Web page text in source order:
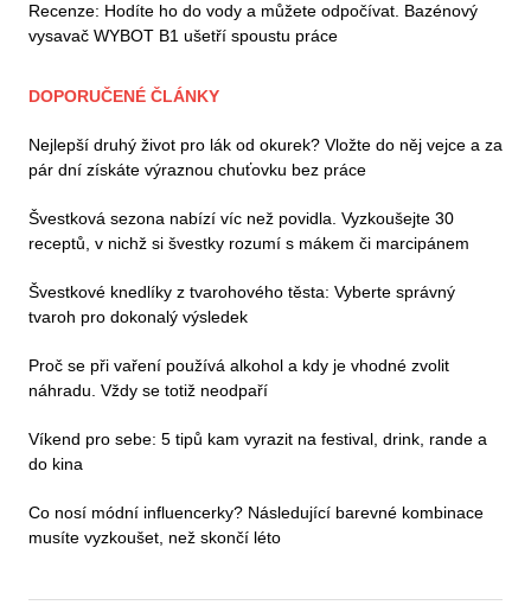
Recenze: Hodíte ho do vody a můžete odpočívat. Bazénový
vysavač WYBOT B1 ušetří spoustu práce
DOPORUČENÉ ČLÁNKY
Nejlepší druhý život pro lák od okurek? Vložte do něj vejce a za
pár dní získáte výraznou chuťovku bez práce
Švestková sezona nabízí víc než povidla. Vyzkoušejte 30
receptů, v nichž si švestky rozumí s mákem či marcipánem
Švestkové knedlíky z tvarohového těsta: Vyberte správný
tvaroh pro dokonalý výsledek
Proč se při vaření používá alkohol a kdy je vhodné zvolit
náhradu. Vždy se totiž neodpaří
Víkend pro sebe: 5 tipů kam vyrazit na festival, drink, rande a
do kina
Co nosí módní influencerky? Následující barevné kombinace
musíte vyzkoušet, než skončí léto